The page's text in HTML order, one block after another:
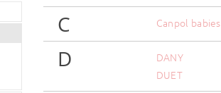
C Canpol babies
D DANY
DUET